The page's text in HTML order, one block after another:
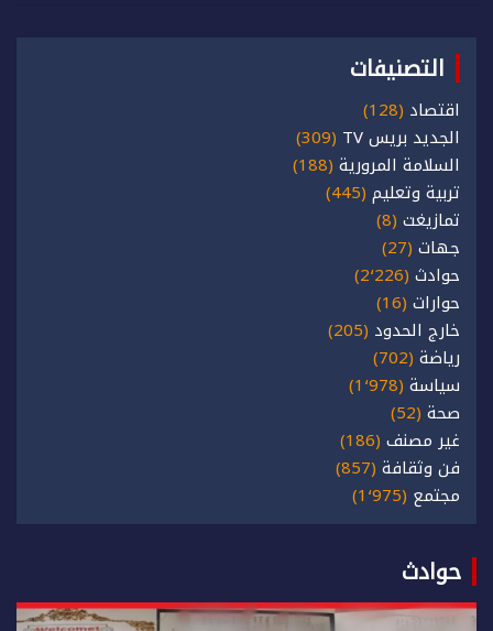
التصنيفات
اقتصاد (128)
الجديد بريس TV
(309)
السلامة المرورية (188)
تربية وتعليم (445)
تمازيغت (8)
جهات (27)
حوادث (2٬226)
حوارات (16)
خارج الحدود (205)
رياضة (702)
سياسة (1٬978)
صحة (52)
غير مصنف (186)
فن وثقافة (857)
مجتمع (1٬975)
حوادث